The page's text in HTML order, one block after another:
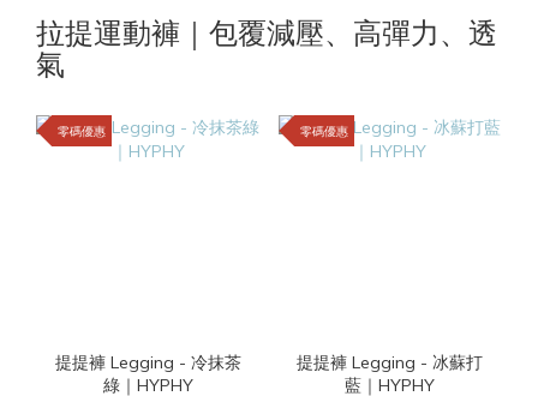
拉提運動褲｜包覆減壓、高彈力、透
氣
零碼優惠
提提褲 Legging - 冷抹茶
綠｜HYPHY
零碼優惠
提提褲 Legging - 冰蘇打
藍｜HYPHY